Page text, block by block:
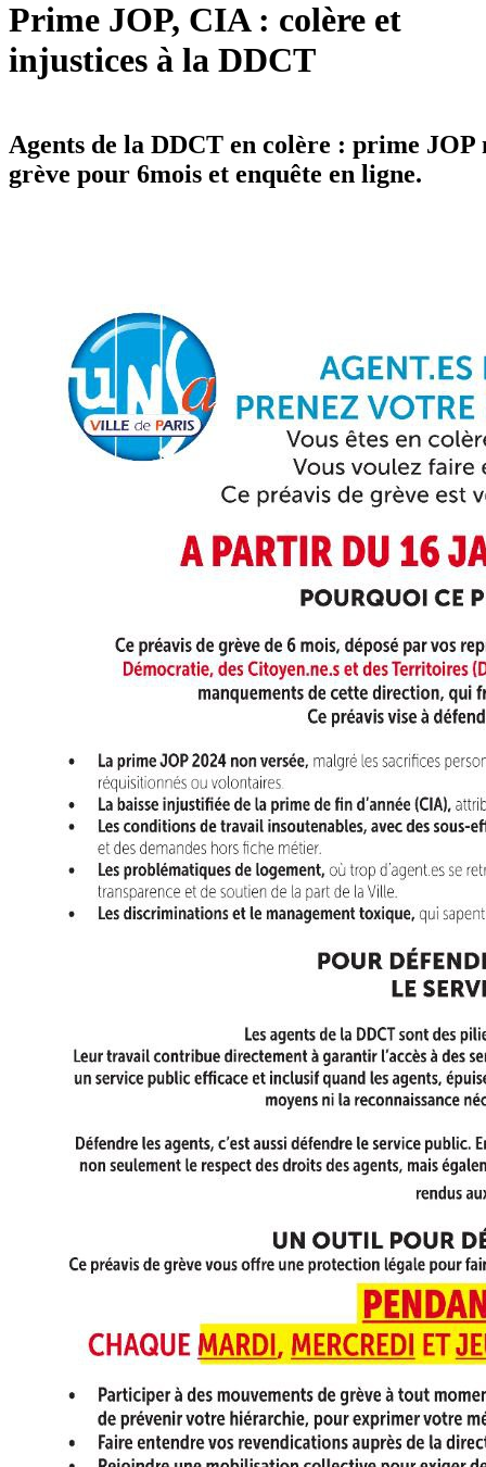
Prime JOP, CIA : colère et
injustices à la DDCT
Agents de la DDCT en colère : prime JOP
grève pour 6mois et enquête en ligne.